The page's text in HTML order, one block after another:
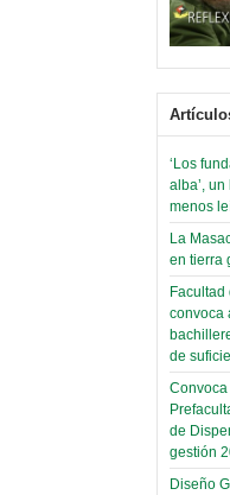
‘Los
alba’,
menos
La
en tierra
convoca
de
de
gestión
Diseño